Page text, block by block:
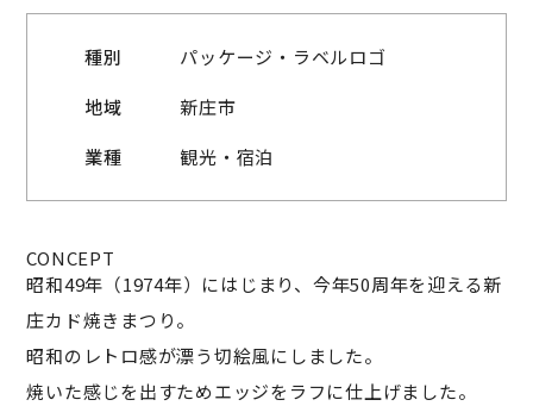
種別
パッケージ・ラベルロゴ
地域
新庄市
業種
観光・宿泊
CONCEPT
昭和49年（1974年）にはじまり、今年50周年を迎える新
庄カド焼きまつり。
昭和のレトロ感が漂う切絵風にしました。
焼いた感じを出すためエッジをラフに仕上げました。